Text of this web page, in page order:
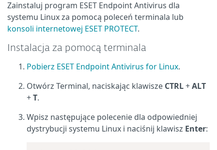
Zainstaluj program ESET Endpoint Antivirus dla
systemu Linux za pomocą poleceń terminala lub
konsoli internetowej ESET PROTECT.
Instalacja za pomocą terminala
Pobierz ESET Endpoint Antivirus for Linux.
Otwórz Terminal, naciskając klawisze CTRL+ALT
+T.
Wpisz następujące polecenie dla odpowiedniej
dystrybucji systemu Linux i naciśnij klawisz Enter: